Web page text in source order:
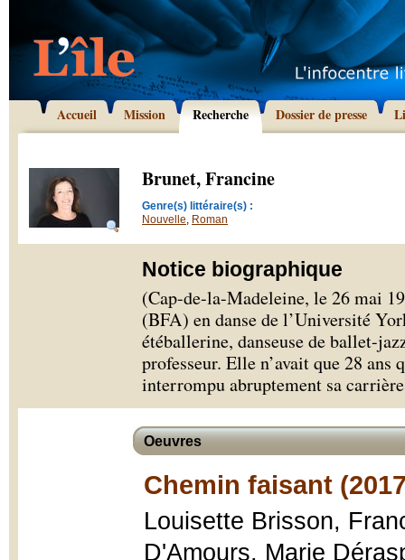
Accueil Mission Recherche Dossier de presse
Brunet, Francine
Genre(s) littéraire(s) :
Nouvelle, Roman
Notice biographique
(Cap-de-la-Madeleine, le 26 mai
(BFA) en danse de l’Université
étéballerine, danseuse de ballet-
professeur. Elle n’avait que 28 ans
interrompu abruptement sa carrière
Oeuvres
Chemin faisant
Louisette Brisson,
D'Amours, Marie